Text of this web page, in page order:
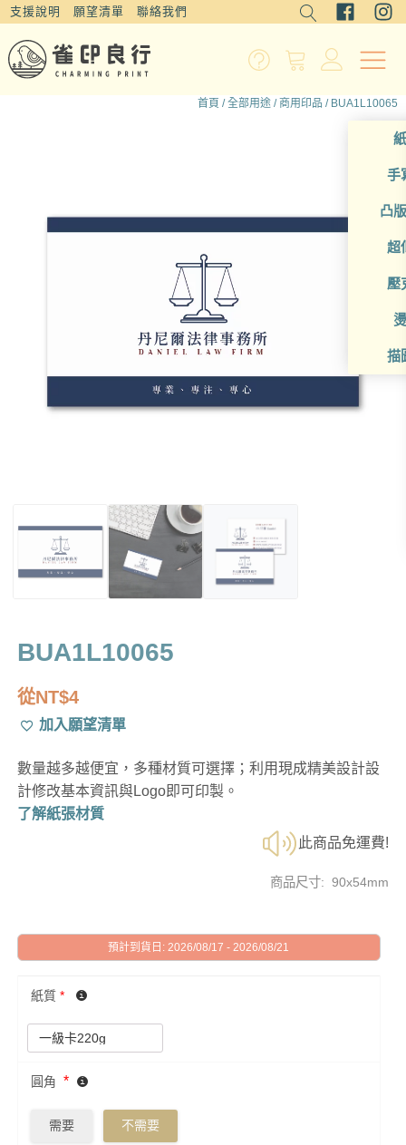
支援說明 願望清單 聯絡我們
手
凸
超
壓
描
首頁 /全部用途 / 商用印品 / BUA1L10065
BUA1L10065
從NT$4
加入願望清單
數量越多越便宜，多種材質可選擇；利用現成精美設計設
計修改基本資訊與Logo即可印製。
了解紙張材質
此商品免運費!
商品尺寸: 90x54mm
預計到貨日: 2026/08/17 - 2026/08/21
紙質 *
圓角 *
需要 不需要